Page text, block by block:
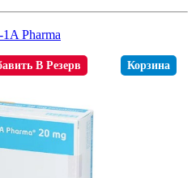
Pharma
В Резерв Корзина